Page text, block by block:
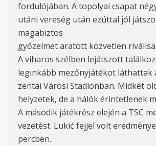
fordulójában. A topolyai csapat
utáni vereség után ezúttal jól
magabiztos
győzelmet aratott közvetlen
A viharos szélben lejátszott
leginkább mezőnyjátékot láthattak
zentai Városi Stadionban. Midkét
helyzetek, de a hálók érintetlenek
A második játékrész elején a TSC
vezetést. Lukić fejjel volt
percben.